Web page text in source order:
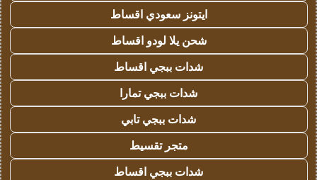
ايتونز سعودي اقساط
شحن يلا لودو اقساط
شدات ببجي اقساط
شدات ببجي تمارا
شدات ببجي تابي
متجر تقسيط
شدات ببجي اقساط